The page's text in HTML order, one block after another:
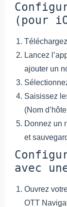
(pour
Lancez
ajouter un
Saisissez
(Nom
Donnez un
et
avec
Ouvrez
OTT